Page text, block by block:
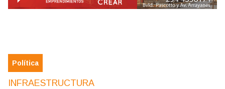
Política
INFRAESTRUCTURA